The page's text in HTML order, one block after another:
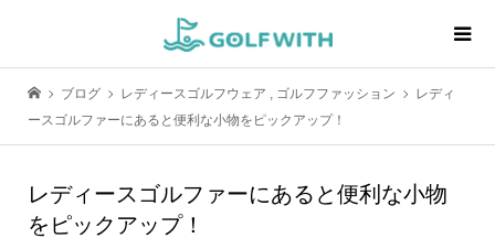
ブログ レディースゴルフウェア , ゴルフファッション
レディ
ースゴルファーにあると便利な小物をピックアップ！
レディースゴルファーにあると便利な小物
をピックアップ！